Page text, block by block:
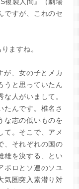
ですが、これのセ
ますね。
が、女の子とメカ
うと思っていたん
人がいまして。
たんです。椎名さ
な志の低いものを
て。そこで、アメ
、それぞれの国の
雄を決する、とい
ポロとソ連のソユ
気圏突入素潜り対